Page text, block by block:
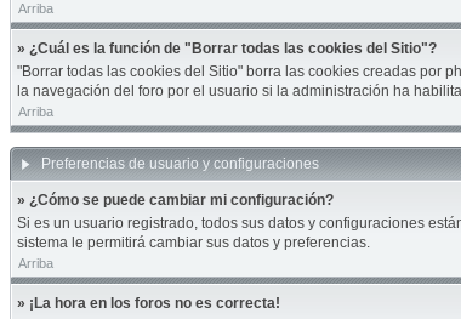
Arriba
» ¿Cuál es la función de "Borrar todas las cookies del Sitio"?
"Borrar todas las cookies del Sitio" borra las cookies creadas por
la navegación del foro por el usuario si la administración ha
Arriba
Preferencias de usuario y configuraciones
» ¿Cómo se puede cambiar mi configuración?
Si es un usuario registrado, todos sus datos y configuraciones
sistema le permitirá cambiar sus datos y preferencias.
Arriba
» ¡La hora en los foros no es correcta!